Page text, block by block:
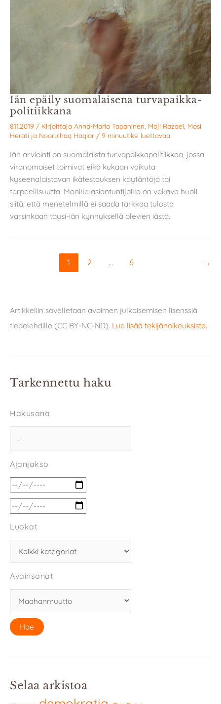
Iän epäily suomalaisena turvapaikka­
politiikkana
8.11.2019 / Kirjoittaja Anna-Maria Tapaninen Moji Razaei Mosi
Herati ja Noorulhaq Haqiar / 9 minuutiksi luettavaa
Iän arviointi on suomalaista turvapaikkapolitiikkaa, jossa
viranomaiset toimivat eikä kukaan vaikuta
kyseenalaistavan ikätestauksen käytäntöjä tai
tarpeellisuutta. Monilla asiantuntijoilla on vakava huoli
siitä, että menetelmillä ei saada tarkkaa tulosta
varsinkaan täysi-iän kynnyksellä olevien iästä.
1 2 … 6 →
Artikkeliin sovelletaan avoimen julkaisemisen lisenssiä
tiedelehdille (CC BY-NC-ND). Lue lisää tekijänoikeuksista.
Tarkennettu haku
Hakusana
Ajanjakso
Luokat
Avainsanat
Selaa arkistoa